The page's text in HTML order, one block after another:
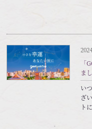
「
ま
い
ざ
ト